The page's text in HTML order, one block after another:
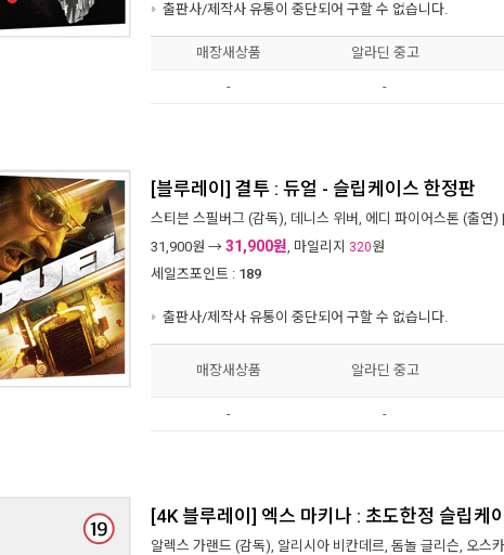
출판사/제작사 유통이 중단되어 구할 수 없습니다.
매장새상품 알라딘 중고
- -
[블루레이] 결투 : 듀얼 - 슬립케이스 한정판
스티븐 스필버그 (감독), 데니스 위버 , 에디 파이어스톤 (출연) |
31,900원 → 31,900원, 마일리지 320원
세일즈포인트 : 189
출판사/제작사 유통이 중단되어 구할 수 없습니다.
매장새상품 알라딘 중고
- -
[4K 블루레이] 엑스 마키나 : 초도한정 슬립케
알렉스 가랜드 (감독), 알리시아 비칸데르, 돔놀 글리슨, 오스